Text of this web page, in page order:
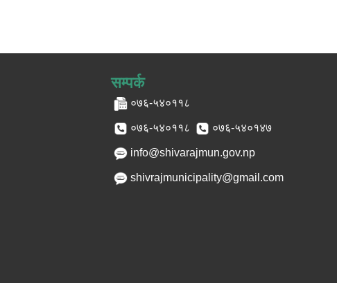
सम्पर्क
०७६-५४०११८
०७६-५४०११८ ०७६-५४०१४७
info@shivarajmun.gov.np
shivrajmunicipality@gmail.com